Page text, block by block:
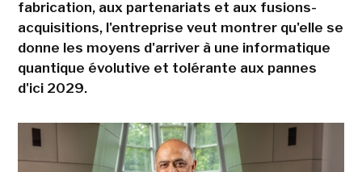
fabrication, aux partenariats et aux fusions-
acquisitions, l'entreprise veut montrer qu'elle se
donne les moyens d'arriver à une informatique
quantique évolutive et tolérante aux pannes
d'ici 2029.